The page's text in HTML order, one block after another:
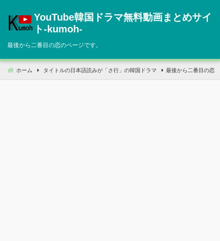
へ
動
YouTube韓国ドラマ無料動画まとめサイ
ト‐kumoh‐
最後から二番目の恋のページです。
ホーム タイトルの日本語読みが「さ行」の韓国ドラマ 最後から二番目の恋